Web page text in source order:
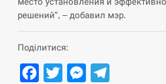
СЕРПЕНЬ
США обсуждают лицензии на
Украины, несмотря на
решений”, – добавил мэр.
Поділитися:
Facebook
Twitter